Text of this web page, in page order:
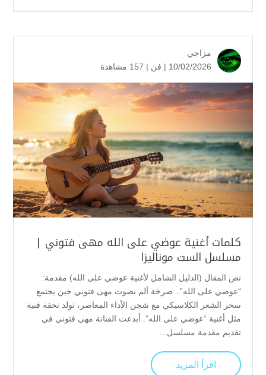
مزاجي
10/02/2026 |
فن | 157 مشاهدة
كلمات أغنية عوضي على الله مهى فتوني |
مسلسل الست موناليزا
نص المقال (الدليل الشامل لأغنية عوضي على الله) مقدمة:
“عوضي على الله”.. صرخة ألم بصوت مهى فتوني حين يجتمع
سحر الشعر الكلاسيكي مع شجن الأداء المعاصر، تولد تحفة فنية
مثل أغنية “عوضي على الله”. أبدعت الفنانة مهى فتوني في
تقديم مقدمة مسلسل...
اقرأ المزيد